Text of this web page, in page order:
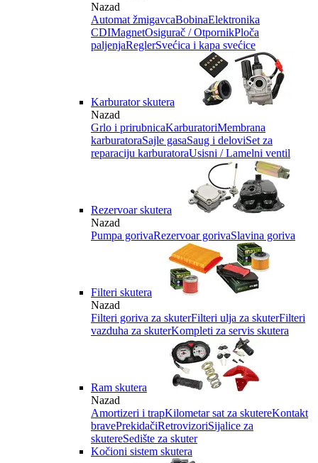
Nazad
Automat žmigavcaBobinaElektronika
CDIMagnetOsigurač / OtpornikPloča
paljenjaReglerSvećica i kapa svećice
Karburator skutera
Nazad
Grlo i prirubnicaKarburatoriMembrana
karburatoraSajle gasaSaug i deloviSet za
reparaciju karburatoraUsisni / Lamelni ventil
Rezervoar skutera
Nazad
Pumpa gorivaRezervoar gorivaSlavina goriva
Filteri skutera
Nazad
Filteri goriva za skuterFilteri ulja za skuterFilteri
vazduha za skuterKompleti za servis skutera
Ram skutera
Nazad
Amortizeri i trapKilometar sat za skutereKontakt
bravePrekidačiRetrovizoriSijalice za
skutereSedište za skuter
Kočioni sistem skutera